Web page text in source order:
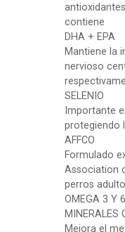
contiene
DHA + EPA
Mantiene la
nervioso
SELENIO
Importante
protegiendo
AFFCO
Formulado
Association
perros
OMEGA 3 Y 6
MINERALES
Mejora el